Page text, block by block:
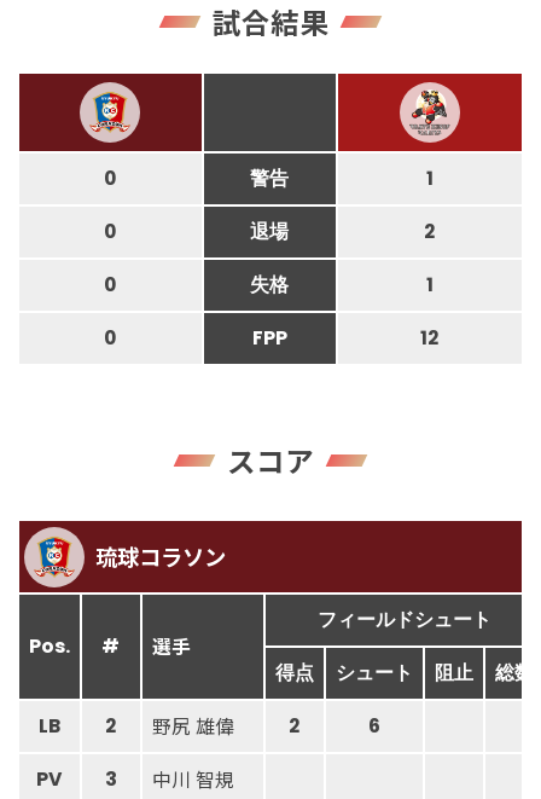
試合結果
0 警告 1
0 退場 2
0 失格 1
0 FPP 12
スコア
琉球コラソン
Pos. # 選手
フィールドシュート
得点 シュート 阻止 総数
LB 2 野尻 雄偉 2 6
PV 3 中川 智規